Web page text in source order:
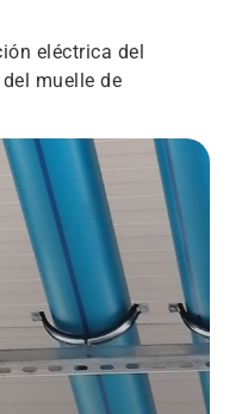
eléctrica del
muelle de